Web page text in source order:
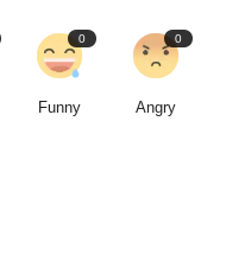
0
Funny
0
Angry